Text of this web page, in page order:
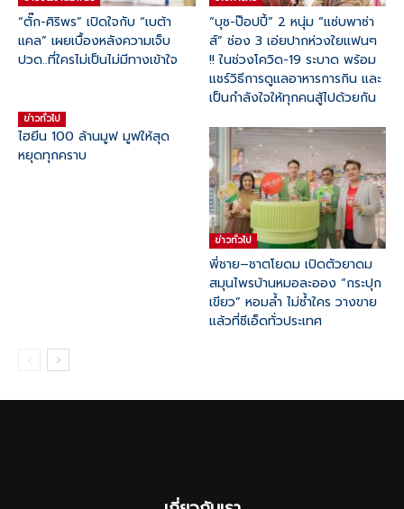
“ตั๊ก-ศิริพร” เปิดใจกับ “เบต้า
แคล” เผยเบื้องหลังความเจ็บ
ปวด..ที่ใครไม่เป็นไม่มีทางเข้าใจ
“บุช-ป๊อปปี้” 2 หนุ่ม “แซ่บพาซ่า
ส์” ช่อง 3 เอ่ยปากห่วงใยแฟนๆ
!! ในช่วงโควิด-19 ระบาด พร้อม
แชร์วิธีการดูแลอาหารการกิน และ
เป็นกำลังใจให้ทุกคนสู้ไปด้วยกัน
ข่าวทั่วไป
ไฮยีน 100 ล้านมูฟ มูฟให้สุด
หยุดทุกคราบ
ข่าวทั่วไป
พี่ชาย–ชาตโยดม เปิดตัวยาดม
สมุนไพรบ้านหมอละออง “กระปุก
เขียว” หอมล้ำ ไม่ซ้ำใคร วางขาย
แล้วที่ซีเอ็ดทั่วประเทศ